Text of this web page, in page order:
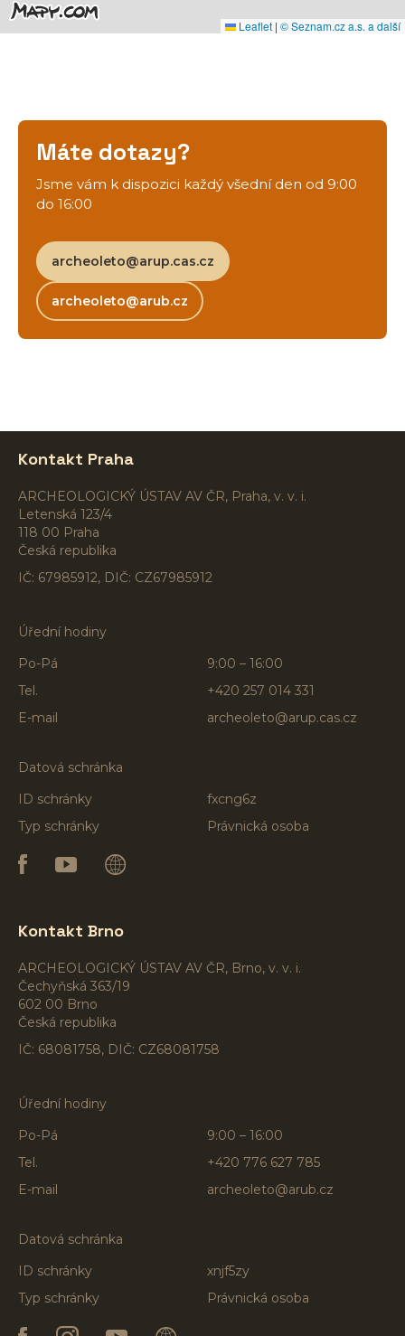
Leaflet | © Seznam.cz a.s. a další
Máte dotazy?
Jsme vám k dispozici každý všední den od 9:00
do 16:00
archeoleto@arup.cas.cz
archeoleto@arub.cz
Kontakt Praha
ARCHEOLOGICKÝ ÚSTAV AV ČR, Praha, v. v. i.
Letenská 123/4
118 00 Praha
Česká republika
IČ: 67985912, DIČ: CZ67985912
Úřední hodiny
Po-Pá
9:00 – 16:00
Tel.
+420 257 014 331
E-mail
archeoleto@arup.cas.cz
Datová schránka
ID schránky
fxcng6z
Typ schránky
Právnická osoba
Kontakt Brno
ARCHEOLOGICKÝ ÚSTAV AV ČR, Brno, v. v. i.
Čechyňská 363/19
602 00 Brno
Česká republika
IČ: 68081758, DIČ: CZ68081758
Úřední hodiny
Po-Pá
9:00 – 16:00
Tel.
+420 776 627 785
E-mail
archeoleto@arub.cz
Datová schránka
ID schránky
xnjf5zy
Typ schránky
Právnická osoba